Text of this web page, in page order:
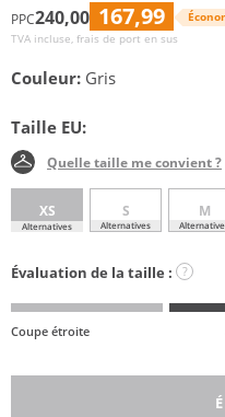
PPC240,00 167,99
TVA incluse, frais de port en sus
Couleur: Gris
Taille EU:
Quelle taille me convient ?
XS
Alternatives
S
Alternatives
M
Évaluation de la taille : ?
Coupe étroite